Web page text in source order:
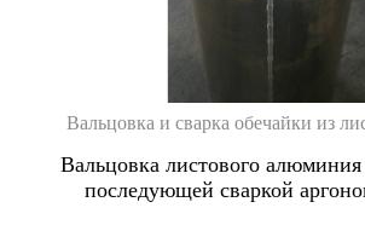
Вальцовка и сварка обечайки из
Вальцовка листового
последующей сваркой